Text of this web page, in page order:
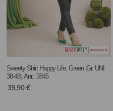
Sweety Shirt Happy Life, Green |Gr. UNI
38-48|, Anr.: 3845
39,90€